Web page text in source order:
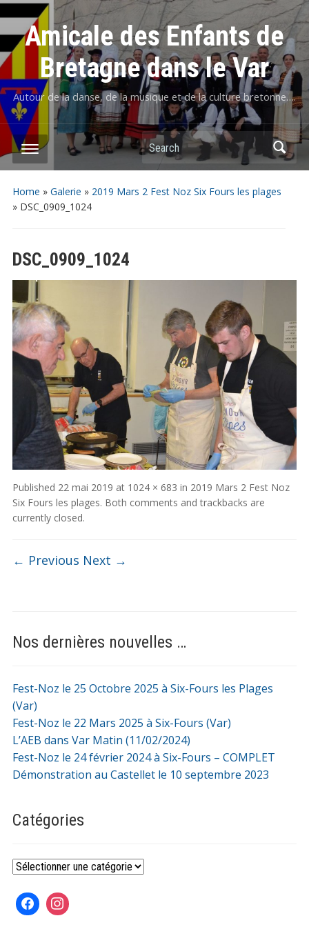
Amicale des Enfants de
Bretagne dans le Var
Autour de la danse, de la musique et de la culture bretonne….
Home » Galerie » 2019 Mars 2 Fest Noz Six Fours les plages
» DSC_0909_1024
DSC_0909_1024
Published 22 mai 2019 at 1024 × 683 in 2019 Mars 2 Fest Noz
Six Fours les plages. Both comments and trackbacks are
currently closed.
← Previous Next →
Nos dernières nouvelles …
Fest-Noz le 25 Octobre 2025 à Six-Fours les Plages
(Var)
Fest-Noz le 22 Mars 2025 à Six-Fours (Var)
L’AEB dans Var Matin (11/02/2024)
Fest-Noz le 24 février 2024 à Six-Fours – COMPLET
Démonstration au Castellet le 10 septembre 2023
Catégories
Catégories